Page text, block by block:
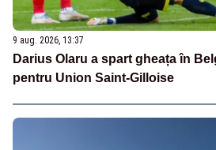
9 aug. 2026, 13:37
Darius Olaru a spart gheața în
pentru Union Saint-Gilloise